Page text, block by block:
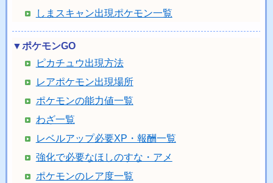
しまスキャン出現ポケモン一覧
▼ポケモンGO
ピカチュウ出現方法
レアポケモン出現場所
ポケモンの能力値一覧
わざ一覧
レベルアップ必要XP・報酬一覧
強化で必要なほしのすな・アメ
ポケモンのレア度一覧